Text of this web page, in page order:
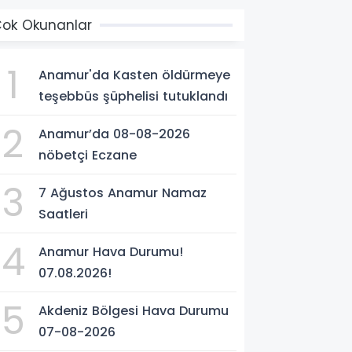
Okunanlar
1
Anamur'da Kasten öldürmeye
teşebbüs şüphelisi tutuklandı
2
Anamur’da 08-08-2026
nöbetçi Eczane
3
7 Ağustos Anamur Namaz
Saatleri
4
Anamur Hava Durumu!
07.08.2026!
5
Akdeniz Bölgesi Hava Durumu
07-08-2026